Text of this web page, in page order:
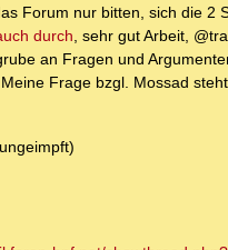
Forum nur bitten, sich die 2
durch, sehr gut Arbeit,
an Fragen und
Frage bzgl. Mossad